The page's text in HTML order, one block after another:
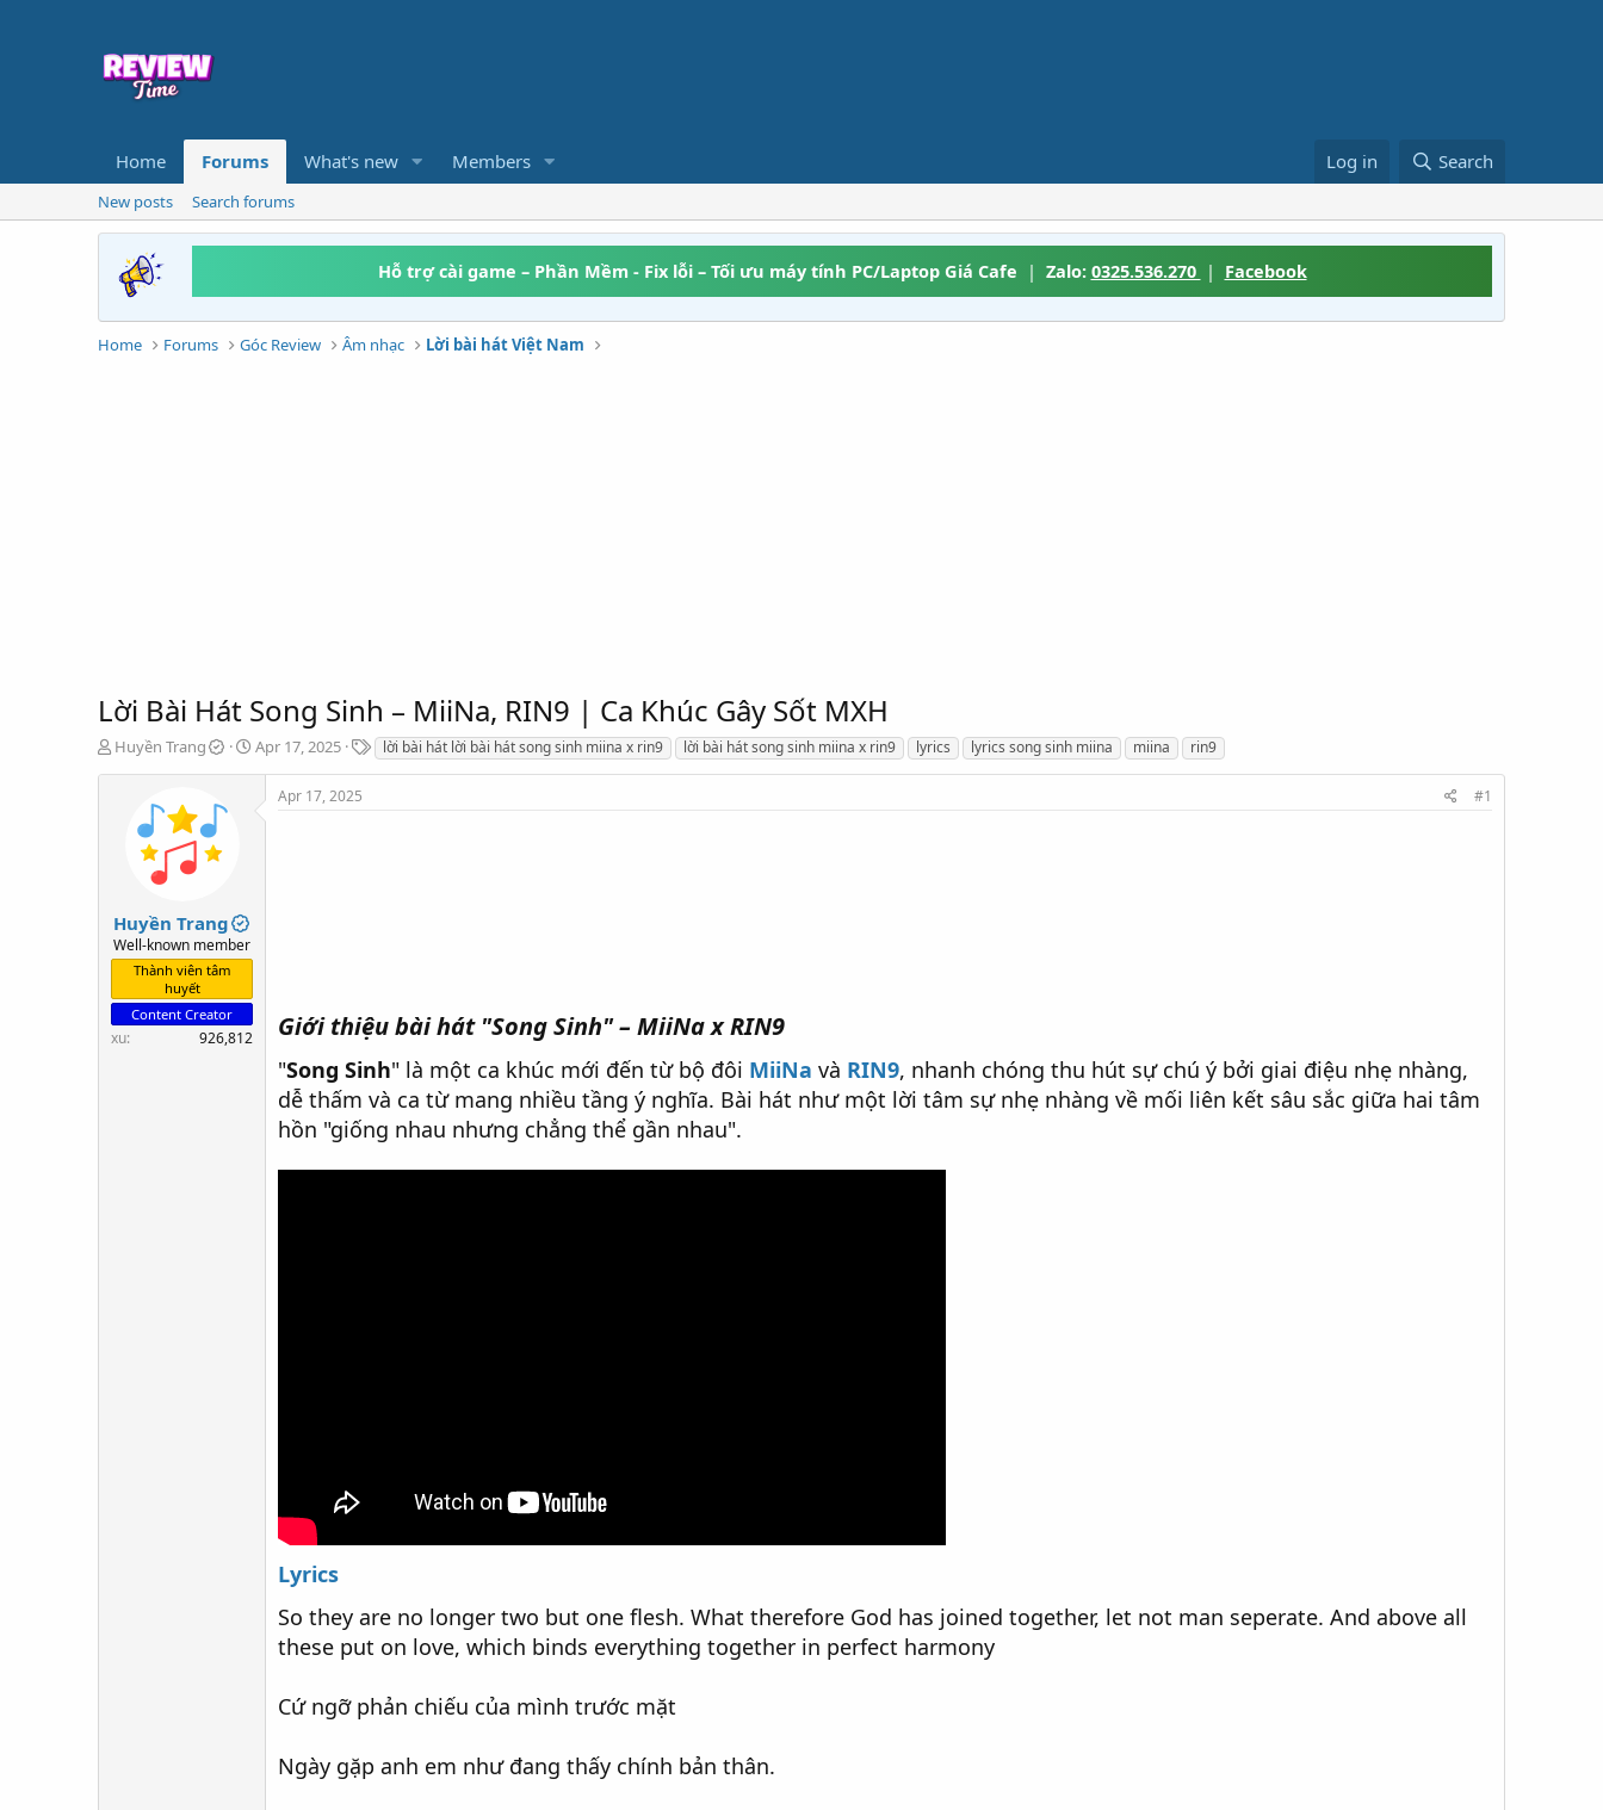
Home Forums What's new Members Log in Search
New posts Search forums
Hỗ trợ cài game – Phần Mềm - Fix lỗi – Tối ưu máy tính PC/Laptop Giá Cafe | Zalo: 0325.536.270 | Facebook
Home Forums Góc Review Âm nhạc Lời bài hát Việt Nam
Lời Bài Hát Song Sinh – MiiNa, RIN9 | Ca Khúc Gây Sốt MXH
T
a
r
t
r
Huyền Trang
S
Apr 17, 2025
T
a
lời bài hát lời bài hát song sinh miina x rin9 lời bài hát song sinh miina x rin9 lyrics lyrics song sinh miina miina rin9
Huyền Trang
Well-known member
Thành viên tâm
huyết
Content Creator
xu 926,812
Apr 17, 2025 #1
Giới thiệu bài hát "Song Sinh" – MiiNa x RIN9
"Song Sinh" là một ca khúc mới đến từ bộ đôi MiiNa và RIN9, nhanh chóng thu hút sự chú ý bởi giai điệu nhẹ nhàng,
dễ thấm và ca từ mang nhiều tầng ý nghĩa. Bài hát như một lời tâm sự nhẹ nhàng về mối liên kết sâu sắc giữa hai tâm
hồn "giống nhau nhưng chẳng thể gần nhau".
Lyrics
So they are no longer two but one flesh. What therefore God has joined together, let not man seperate. And above all
these put on love, which binds everything together in perfect harmony
Cứ ngỡ phản chiếu của mình trước mặt
Ngày gặp anh em như đang thấy chính bản thân.